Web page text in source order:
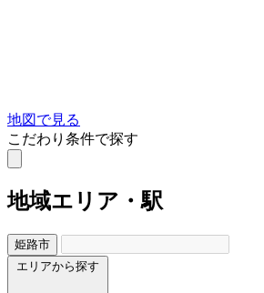
地図で見る
こだわり条件で探す
地域エリア・駅
姫路市
エリアから探す